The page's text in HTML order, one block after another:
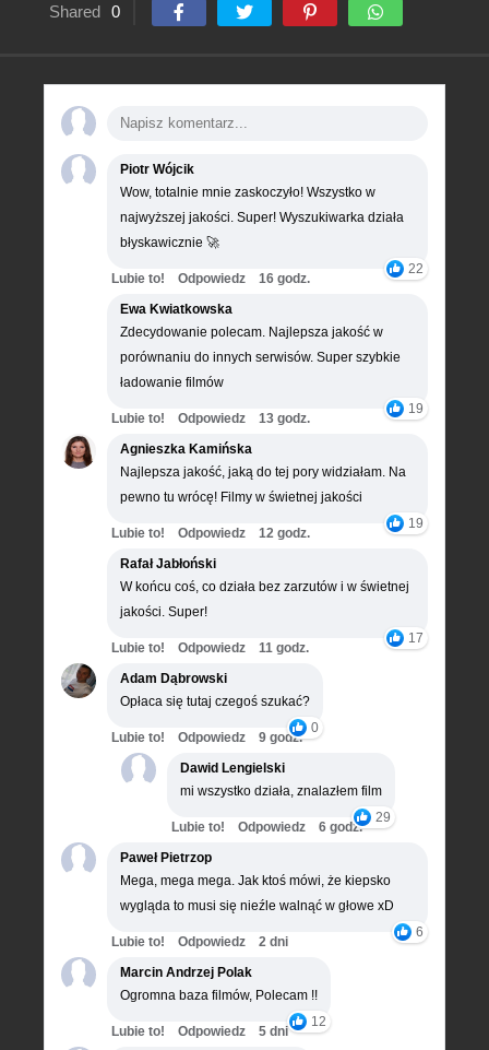
Shared 0
Piotr Wójcik
Wow, totalnie mnie zaskoczyło! Wszystko w
najwyższej jakości. Super! Wyszukiwarka działa
błyskawicznie 🚀
22
Lubie to! Odpowiedz
16 godz.
Ewa Kwiatkowska
Zdecydowanie polecam. Najlepsza jakość w
porównaniu do innych serwisów. Super szybkie
ładowanie filmów
19
Lubie to! Odpowiedz
13 godz.
Agnieszka Kamińska
Najlepsza jakość, jaką do tej pory widziałam. Na
pewno tu wrócę! Filmy w świetnej jakości
19
Lubie to! Odpowiedz
12 godz.
Rafał Jabłoński
W końcu coś, co działa bez zarzutów i w świetnej
jakości. Super!
17
Lubie to! Odpowiedz
11 godz.
Adam Dąbrowski
Opłaca się tutaj czegoś szukać?
0
Lubie to! Odpowiedz
9 godz.
Dawid Lengielski
mi wszystko działa, znalazłem film
29
Lubie to! Odpowiedz
6 godz.
Paweł Pietrzop
Mega, mega mega. Jak ktoś mówi, że kiepsko
wygląda to musi się nieźle walnąć w głowe xD
6
Lubie to! Odpowiedz
2 dni
Marcin Andrzej Polak
Ogromna baza filmów, Polecam !!
12
Lubie to! Odpowiedz
5 dni